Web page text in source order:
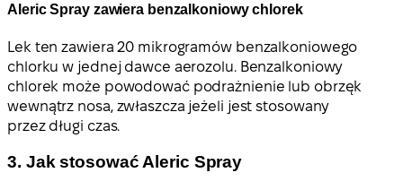
Aleric Spray zawiera benzalkoniowy chlorek
Lek ten zawiera 20 mikrogramów benzalkoniowego
chlorku w jednej dawce aerozolu. Benzalkoniowy
chlorek może powodować podrażnienie lub obrzęk
wewnątrz nosa, zwłaszcza jeżeli jest stosowany
przez długi czas.
3. Jak stosować Aleric Spray